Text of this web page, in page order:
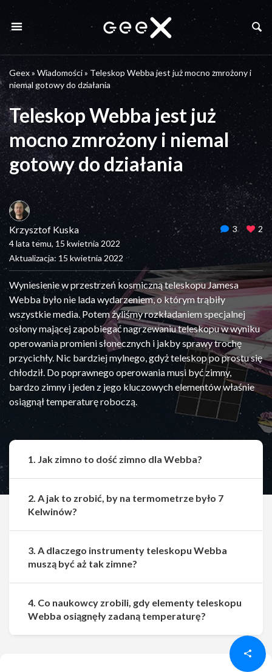
Geex» Wiadomości» Teleskop Webba jest już mocno zmrożony i
niemal gotowy do działania
Teleskop Webba jest już
mocno zmrożony i niemal
gotowy do działania
Krzysztof Kuska
4 lata temu, 15 kwietnia 2022
Aktualizacja: 15 kwietnia 2022
3 2
Wyniesienie w przestrzeń kosmiczną teleskopu Jamesa
Webba było nie lada wydarzeniem, o którym trąbiły
wszystkie media. Potem żyliśmy rozkładaniem specjalnej
osłony mającej zapobiegać nagrzewaniu teleskopu w wyniku
operowania promieni słonecznych i jakby sprawy trochę
przycichły. Nic bardziej mylnego, gdyż teleskop po prostu się
chłodził. Do poprawnego operowania musi być zimny,
bardzo zimny i jeden z jego kluczowych elementów właśnie
osiągnął temperaturę roboczą.
Udostępnij Udostępnij
1. Jak zimno to dość zimno dla Webba?
2. A jak to zrobić, by na termometrze było 7
Kelwinów?
3. A dlaczego instrumenty teleskopu Webba
muszą być aż tak zimne?
4. Co naukowcy zrobili, gdy elementy teleskopu
Webba osiągnęły zadaną temperaturę?